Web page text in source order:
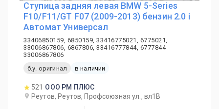
Ступица задняя левая BMW 5-Series
F10/F11/GT F07 (2009-2013) бензин 2.0 i
Автомат Универсал
33406850159, 6850159, 33416775021, 6775021,
33006867806, 6867806, 33416777844, 6777844
33006867806
б.у. оригинал
в наличии
521 ООО РМ ПЛЮС
Реутов, Реутов, Профсоюзная ул., вл1В